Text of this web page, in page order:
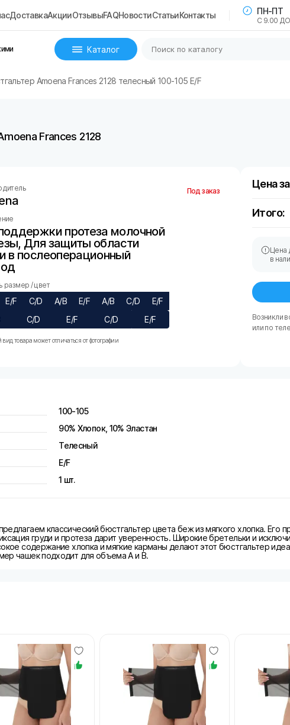
ДоставкаАкцииОтзывыFAQНовостиСтатьиКонтакты ПН-ПТ
С 9.00
Каталог
Amoena Frances 2128 телесный 100-105 E/F
Frances 2128
протеза молочной
Для защиты области
в послеоперационный
размер / цвет
E/F C/D A/B E/F A/B C/D
E/F
C/D E/F C/D E/F
товара может отличаться от фотографии
Под заказ
Цена
Итого:
Цена
в
Возникли
или по
100-105
90% Хлопок, 10% Эластан
Телесный
E/F
1 шт.
классический бюстгальтер цвета беж из мягкого хлопка. Его
груди и протеза дарит уверенность. Широкие бретельки и
содержание хлопка и мягкие карманы делают этот бюстгальтер
чашек подходит для объема A и B.